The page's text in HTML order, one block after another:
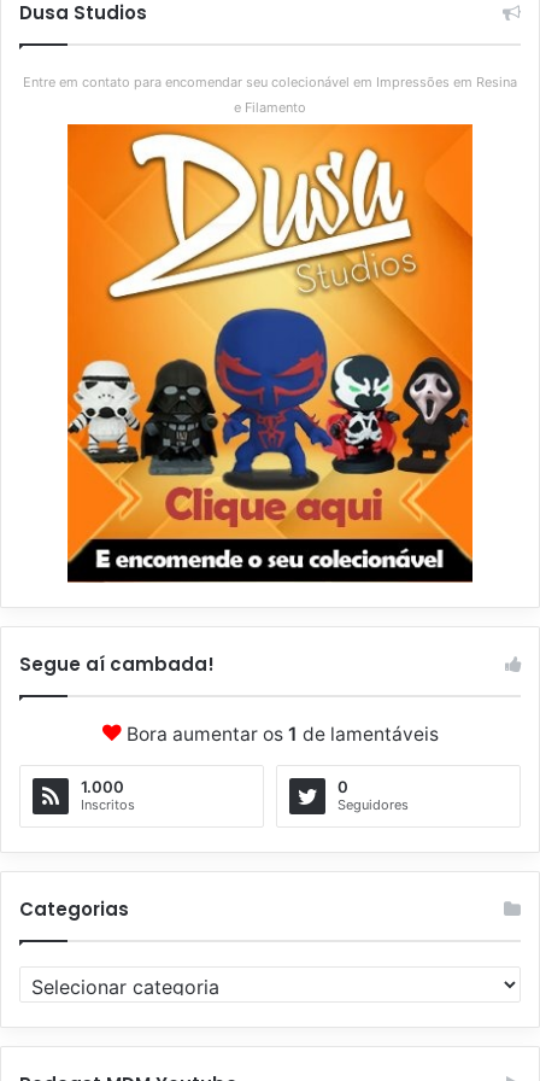
Dusa Studios
Entre em contato para encomendar seu colecionável em Impressões em Resina
e Filamento
Segue aí cambada!
Bora aumentar os 1 de lamentáveis
1.000
Inscritos
0
Seguidores
Categorias
a
t